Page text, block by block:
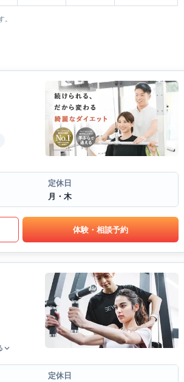
定休日
月・木
体験・相談予約
定休日